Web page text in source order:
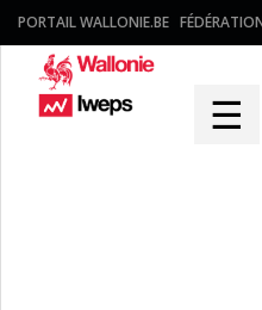
PORTAIL WALLONIE.BE
☰